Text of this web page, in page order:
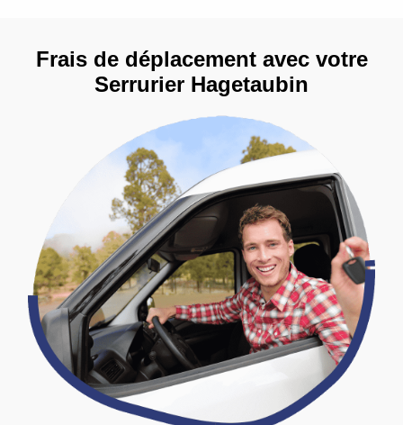
Frais de déplacement avec votre
Serrurier Hagetaubin